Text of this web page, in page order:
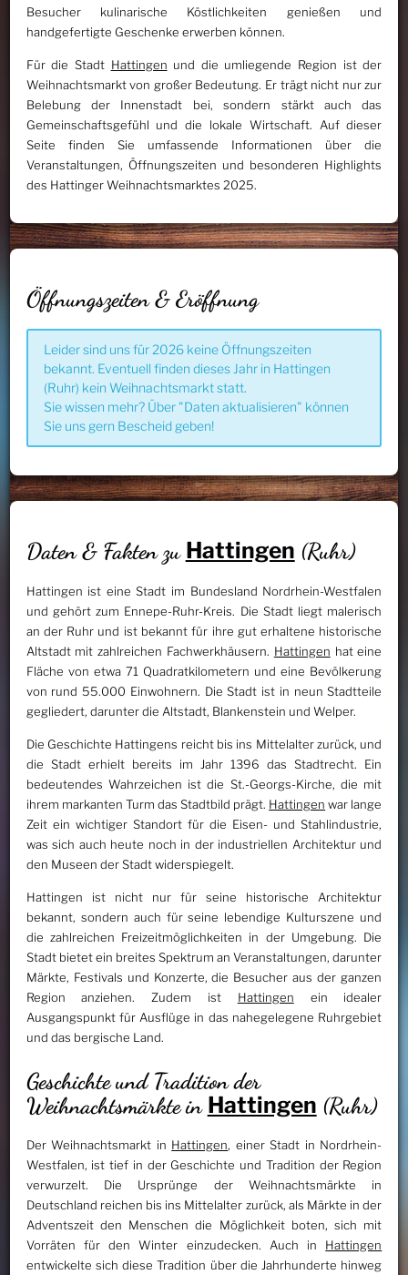
Besucher kulinarische Köstlichkeiten genießen und
handgefertigte Geschenke erwerben können.
Für die Stadt Hattingen und die umliegende Region ist der
Weihnachtsmarkt von großer Bedeutung. Er trägt nicht nur zur
Belebung der Innenstadt bei, sondern stärkt auch das
Gemeinschaftsgefühl und die lokale Wirtschaft. Auf dieser
Seite finden Sie umfassende Informationen über die
Veranstaltungen, Öffnungszeiten und besonderen Highlights
des Hattinger Weihnachtsmarktes 2025.
Öffnungszeiten & Eröffnung
Leider sind uns für 2026 keine Öffnungszeiten
bekannt. Eventuell finden dieses Jahr in Hattingen
(Ruhr) kein Weihnachtsmarkt statt.
Sie wissen mehr? Über "Daten aktualisieren" können
Sie uns gern Bescheid geben!
Daten & Fakten zu Hattingen (Ruhr)
Hattingen ist eine Stadt im Bundesland Nordrhein-Westfalen
und gehört zum Ennepe-Ruhr-Kreis. Die Stadt liegt malerisch
an der Ruhr und ist bekannt für ihre gut erhaltene historische
Altstadt mit zahlreichen Fachwerkhäusern. Hattingen hat eine
Fläche von etwa 71 Quadratkilometern und eine Bevölkerung
von rund 55.000 Einwohnern. Die Stadt ist in neun Stadtteile
gegliedert, darunter die Altstadt, Blankenstein und Welper.
Die Geschichte Hattingens reicht bis ins Mittelalter zurück, und
die Stadt erhielt bereits im Jahr 1396 das Stadtrecht. Ein
bedeutendes Wahrzeichen ist die St.-Georgs-Kirche, die mit
ihrem markanten Turm das Stadtbild prägt. Hattingen war lange
Zeit ein wichtiger Standort für die Eisen- und Stahlindustrie,
was sich auch heute noch in der industriellen Architektur und
den Museen der Stadt widerspiegelt.
Hattingen ist nicht nur für seine historische Architektur
bekannt, sondern auch für seine lebendige Kulturszene und
die zahlreichen Freizeitmöglichkeiten in der Umgebung. Die
Stadt bietet ein breites Spektrum an Veranstaltungen, darunter
Märkte, Festivals und Konzerte, die Besucher aus der ganzen
Region anziehen. Zudem ist Hattingen ein idealer
Ausgangspunkt für Ausflüge in das nahegelegene Ruhrgebiet
und das bergische Land.
Geschichte und Tradition der
Weihnachtsmärkte in Hattingen (Ruhr)
Der Weihnachtsmarkt in Hattingen, einer Stadt in Nordrhein-
Westfalen, ist tief in der Geschichte und Tradition der Region
verwurzelt. Die Ursprünge der Weihnachtsmärkte in
Deutschland reichen bis ins Mittelalter zurück, als Märkte in der
Adventszeit den Menschen die Möglichkeit boten, sich mit
Vorräten für den Winter einzudecken. Auch in Hattingen
entwickelte sich diese Tradition über die Jahrhunderte hinweg